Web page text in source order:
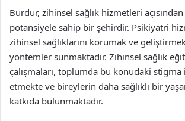
Burdur, zihinsel sağlık hizmetleri
potansiyele sahip bir şehirdir. Psikiyatri
zihinsel sağlıklarını korumak ve
yöntemler sunmaktadır. Zihinsel sağlık
çalışmaları, toplumda bu konudaki stigma
etmekte ve bireylerin daha sağlıklı bir
katkıda bulunmaktadır.